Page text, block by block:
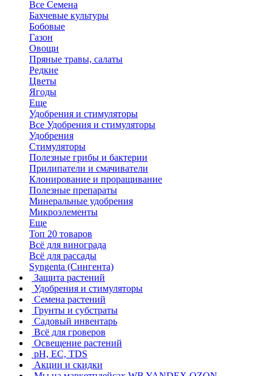
Все Семена
Бахчевые культуры
Бобовые
Газон
Овощи
Пряные травы, салаты
Редкие
Цветы
Ягоды
Еще
Удобрения и стимуляторы
Все Удобрения и стимуляторы
Удобрения
Стимуляторы
Полезные грибы и бактерии
Прилипатели и смачиватели
Клонирование и проращивание
Полезные препараты
Минеральные удобрения
Микроэлементы
Еще
Топ 20 товаров
Всё для винограда
Всё для рассады
Syngenta (Сингента)
Защита растений
Удобрения и стимуляторы
Семена растений
Грунты и субстраты
Садовый инвентарь
Всё для гроверов
Освещение растений
pH, EC, TDS
Акции и скидки